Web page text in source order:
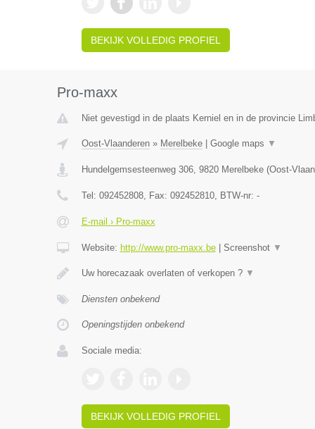
BEKIJK VOLLEDIG PROFIEL
Pro-maxx
Niet gevestigd in de plaats Kerniel en in de provincie
Oost-Vlaanderen» Merelbeke| Google maps ▼
Hundelgemsesteenweg 306, 9820 Merelbeke(Oost-
Tel: 092452808, Fax: 092452810, BTW-nr: -
E-mail › Pro-maxx
Website: http://www.pro-maxx.be| Screenshot ▼
Uw horecazaak overlaten of verkopen ? ▼
Diensten onbekend
Openingstijden onbekend
Sociale media:
BEKIJK VOLLEDIG PROFIEL